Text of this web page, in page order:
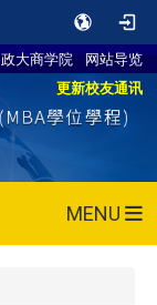
政大商学院
网站导览
更新校友通讯
MENU